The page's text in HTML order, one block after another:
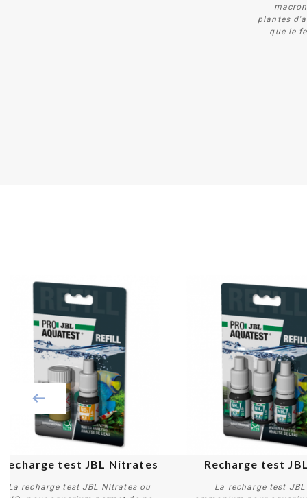
plantes
que le
Recharge test JBL Nitrates
La recharge test JBL Nitrates ou
Recharge test
La recharge test JBL